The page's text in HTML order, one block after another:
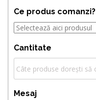
Ce produs comanzi?
Cantitate
Mesaj